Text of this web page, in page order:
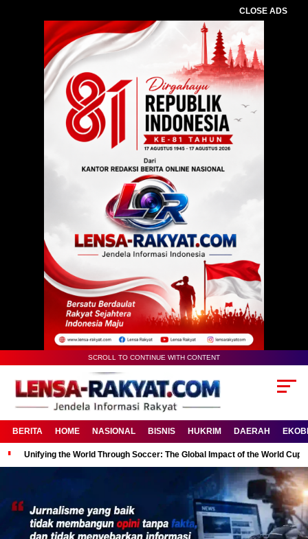
CLOSE ADS
SCROLL TO CONTINUE WITH CONTENT
BERITA HOME NASIONAL BISNIS HUKRIM DAERAH
Unifying the World Through Soccer: The Global Impact of the World Cup